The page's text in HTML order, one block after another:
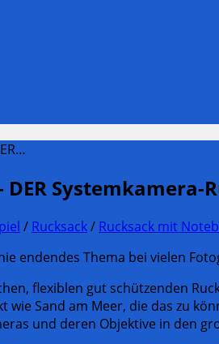
Systemkamera-
/ Rucksack/ Rucksack mit
endendes Thema bei vielen
flexiblen gut schützenden
Sand am Meer, die das zu
und deren Objektive in den